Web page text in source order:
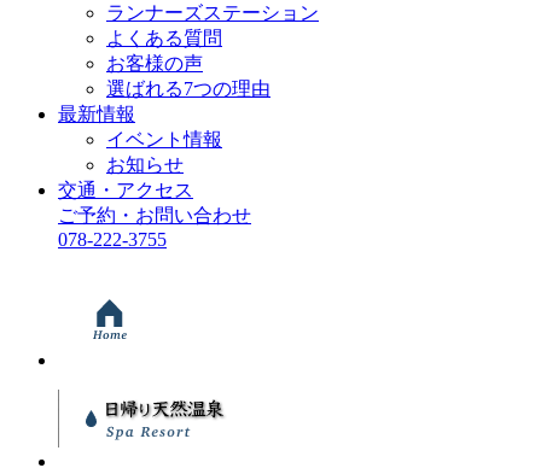
ランナーズステーション
よくある質問
お客様の声
選ばれる7つの理由
最新情報
イベント情報
お知らせ
交通・アクセス
ご予約・お問い合わせ
078-222-3755